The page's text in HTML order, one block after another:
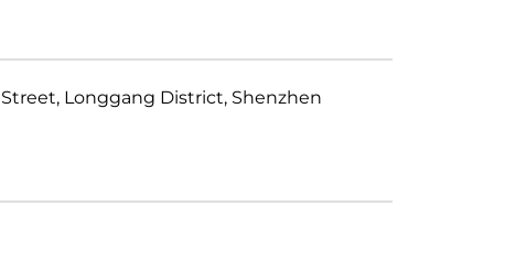
Longgang District, Shenzhen